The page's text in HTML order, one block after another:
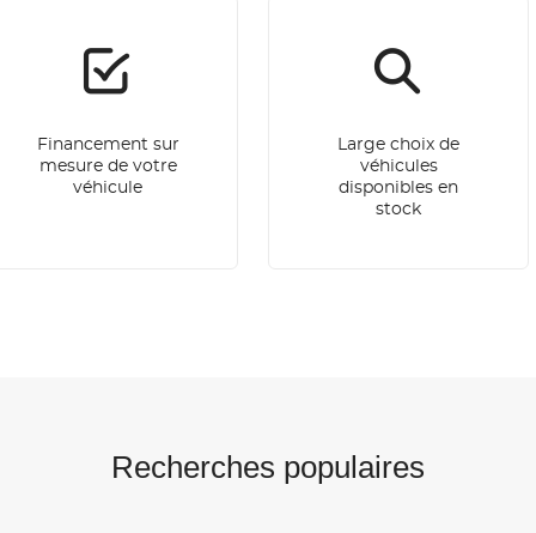
Financement sur
mesure de votre
véhicule
Large choix de
véhicules
disponibles en
stock
Recherches populaires